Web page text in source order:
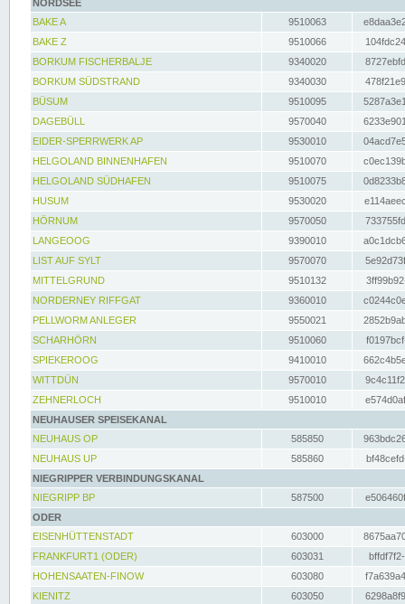
NORDSEE
BAKE A
9510063
BAKE Z
9510066
BORKUM FISCHERBALJE
9340020
BORKUM SÜDSTRAND
9340030
BÜSUM
9510095
DAGEBÜLL
9570040
EIDER-SPERRWERK AP
9530010
HELGOLAND BINNENHAFEN
9510070
HELGOLAND SÜDHAFEN
9510075
HUSUM
9530020
HÖRNUM
9570050
LANGEOOG
9390010
LIST AUF SYLT
9570070
MITTELGRUND
9510132
NORDERNEY RIFFGAT
9360010
PELLWORM ANLEGER
9550021
SCHARHÖRN
9510060
SPIEKEROOG
9410010
WITTDÜN
9570010
ZEHNERLOCH
9510010
NEUHAUSER SPEISEKANAL
NEUHAUS OP
585850
NEUHAUS UP
585860
NIEGRIPPER VERBINDUNGSKANAL
NIEGRIPP BP
587500
ODER
EISENHÜTTENSTADT
603000
FRANKFURT1 (ODER)
603031
HOHENSAATEN-FINOW
603080
KIENITZ
603050